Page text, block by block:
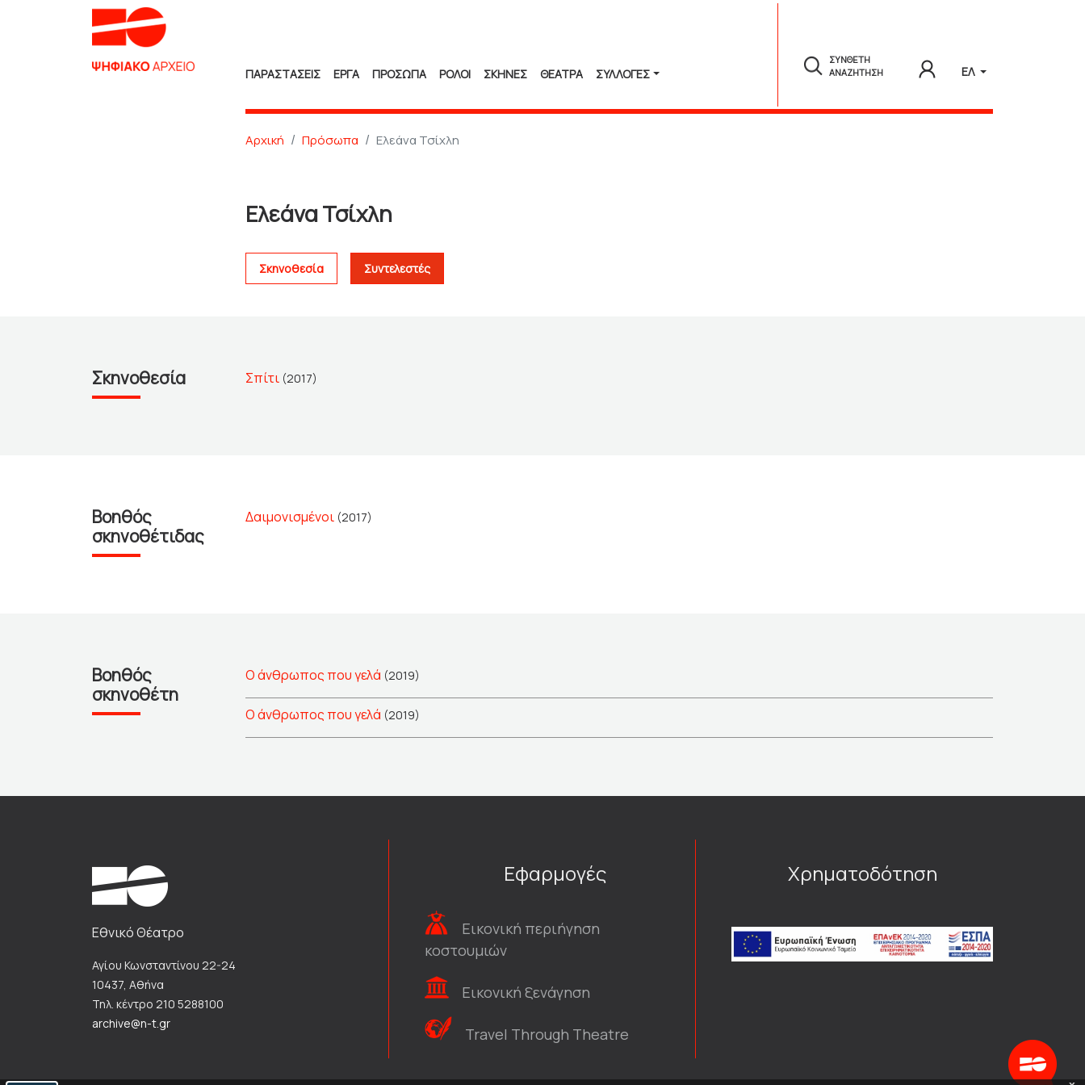
ΠΑΡΑΣΤΑΣΕΙΣ ΕΡΓΑ ΠΡΟΣΩΠΑ ΡΟΛΟΙ ΣΚΗΝΕΣ ΘΕΑΤΡΑ ΣΥΛΛΟΓΈΣ
ΣΥΝΘΕΤΗ
ΑΝΑΖΗΤΗΣΗ
ΕΛ
Αρχική Πρόσωπα Ελεάνα Τσίχλη
Ελεάνα Τσίχλη
Σκηνοθεσία Συντελεστές
Σκηνοθεσία Σπίτι (2017)
Βοηθός
σκηνοθέτιδας
Δαιμονισμένοι (2017)
Βοηθός
σκηνοθέτη
Ο άνθρωπος που γελά (2019)
Ο άνθρωπος που γελά (2019)
Εθνικό Θέατρο
Αγίου Κωνσταντίνου 22-24
10437, Αθήνα
Τηλ. κέντρο 210 5288100
archive@n-t.gr
Εφαρμογές
Εικονική περιήγηση
κοστουμιών
Εικονική ξενάγηση
Travel Through Theatre
Χρηματοδότηση